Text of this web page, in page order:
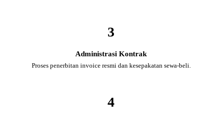
3
Administrasi Kontrak
Proses penerbitan invoice resmi dan kesepakatan sewa-beli.
4